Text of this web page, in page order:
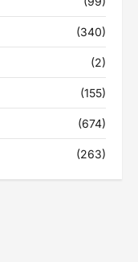
(340)
(2)
(155)
(674)
(263)